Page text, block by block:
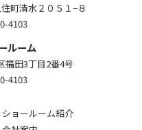
町清水２０５１−８
4103
ルーム
福田3丁目2番4号
4103
ショールーム紹介